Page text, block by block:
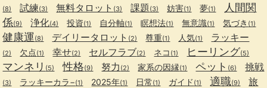
(8) 試練(3) 無料タロット (3) 課題 (3) 妨害(1) 夢(1)
人間関
係(9) 浄化(4) 投資(1) 自分軸(1) 瞑想法(1) 無意識(1) 気づき (1)
健康運(8) デイリータロット (2) 尊重(1) 人気(1) ラッキー
(2) 欠点(1) 幸せ(2) セルフラブ(2) ネコ (1) ヒーリング(5)
マンネリ (5) 性格(9) 努力 (2) 家系の因縁(1) ペット (6) 挑戦
(3) ラッキーカラ−(1) 2025年(1) 日常 (1) ガイド (1) 適職(9)
旅